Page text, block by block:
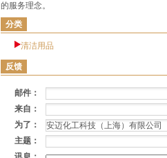
的服务理念。
分类
清洁用品
反馈
邮件：
来自：
为了：
主题：